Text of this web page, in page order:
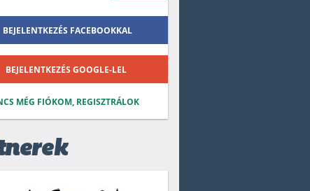
BEJELENTKEZÉS FACEBOOKKAL
BEJELENTKEZÉS GOOGLE-LEL
MÉG FIÓKOM, REGISZTRÁLOK